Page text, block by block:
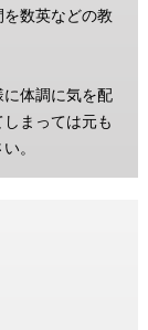
数英などの教
に体調に気を配
まっては元も
。